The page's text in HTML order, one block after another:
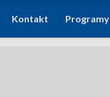
Kontakt Programy